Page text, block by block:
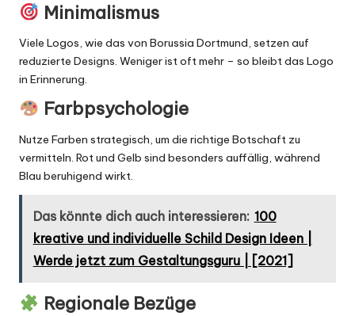
Minimalismus
Viele Logos, wie das von Borussia Dortmund, setzen auf
reduzierte Designs. Weniger ist oft mehr – so bleibt das Logo
in Erinnerung.
Farbpsychologie
Nutze Farben strategisch, um die richtige Botschaft zu
vermitteln. Rot und Gelb sind besonders auffällig, während
Blau beruhigend wirkt.
Das könnte dich auch interessieren: 100
kreative und individuelle Schild Design Ideen |
Werde jetzt zum Gestaltungsguru | [2021]
Regionale Bezüge